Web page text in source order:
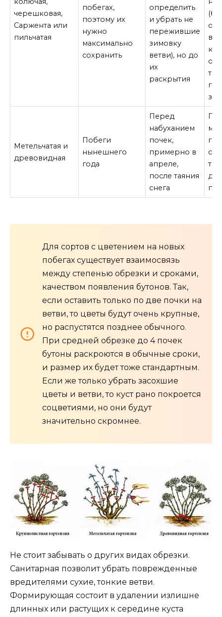
черешковая,
Саржента или
пильчатая
побегах,
поэтому их
нужно
максимально
сохранить
определить
и убрать не
пережившие
зимовку
ветви), но до
их
раскрытия
Метельчатая и
древовидная
Побеги
нынешнего
года
Перед
набуханием
почек,
примерно в
апреле,
после таяния
снега
по
Для сортов с цветением на новых
побегах существует взаимосвязь
между степенью обрезки и сроками,
качеством появления бутонов. Так,
если оставить только по две почки на
ветви, то цветы будут очень крупные,
но распустятся позднее обычного.
При средней обрезке до 4 почек
бутоны раскроются в обычные сроки,
и размер их будет тоже стандартным.
Если же только убрать засохшие
цветы и ветви, то куст рано покроется
соцветиями, но они будут
значительно скромнее.
Не стоит забывать о других видах обрезки.
Санитарная позволит убрать поврежденные
вредителями сухие, тонкие ветви.
Формирующая состоит в удалении излишне
длинных или растущих к середине куста